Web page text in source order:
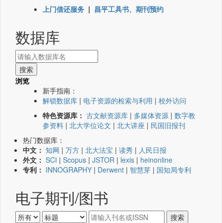
上门借还服务 | 昌平工具书、期刊预约
数据库
浏览
新手指南：
解锁数据库 | 电子资源的检索与利用 | 校外访问
特色资源库： 古文献资源库 | 多媒体资源 | 数字教
参资料 | 北大学位论文 | 北大讲座 | 民国旧报刊
热门数据库：
中文： 知网 | 万方 | 北大法宝 | 读秀 | 人民日报
外文： SCI | Scopus | JSTOR | lexis | heinonline
专利： INNOGRAPHY | Derwent | 智慧芽 | 国知局专利
电子期刊/图书